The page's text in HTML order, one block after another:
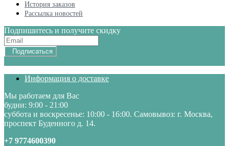
История заказов
Рассылка новостей
Подпишитесь и получите скидку
Подписаться
Информация о доставке
Мы работаем для Вас
будни: 9:00 - 21:00
суббота и воскресенье: 10:00 - 16:00. Самовывоз: г. Москва,
проспект Буденного д. 14.
+7 9774600390